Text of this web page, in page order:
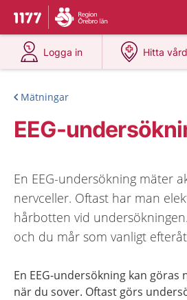
Till startsidan för 1177
Du har valt region
Logga in
på 1177.se
Hitta vård
på
Mätningar
EEG-
En EEG-undersökning mäter
nervceller. Oftast har man
hårbotten vid
och du mår som vanligt
En EEG-undersökning kan göras
när du sover. Oftast görs